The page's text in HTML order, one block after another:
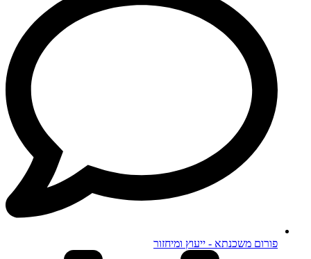
פורום משכנתא - ייעוץ ומיחזור